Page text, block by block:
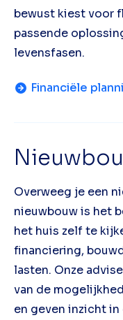
bewust kiest voor
passende
levensfasen.
Financiële
Overweeg je een
nieuwbouw is het
het huis zelf te
financiering,
lasten. Onze
van de
en geven inzicht